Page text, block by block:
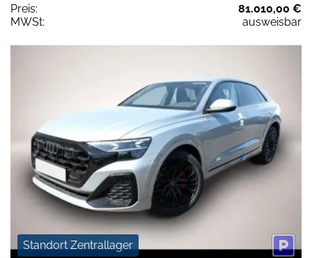
Preis:
81.010,00 €
MWSt:
ausweisbar
Standort Zentrallager